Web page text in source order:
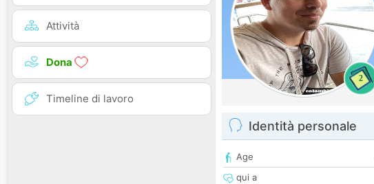
Attività
Dona
Timeline di lavoro
2
Identità personale
Age
qui a